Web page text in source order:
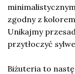
zgodny z
Unikajmy
przytłoczyć
Biżuteria to